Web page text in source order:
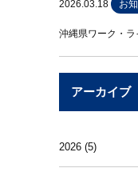
2026.03.18 お
沖縄県ワーク・
アーカイブ
2026 (5)